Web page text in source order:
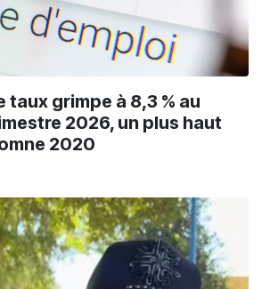
taux grimpe à 8,3 % au
2026, un plus haut
2020